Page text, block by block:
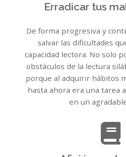
Erradicar tus
De forma progresiva y
salvar las dificultades
capacidad lectora. No solo
obstáculos de la lectura
porque al adquirir hábitos
hasta ahora era una tarea
en un